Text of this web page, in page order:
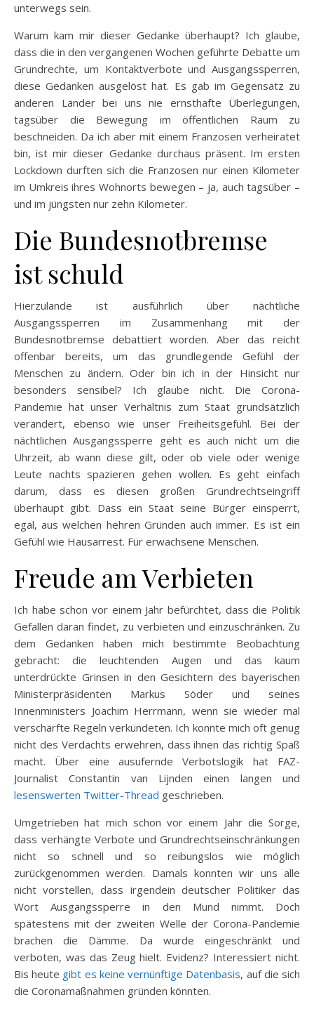
unterwegs sein.
Warum kam mir dieser Gedanke überhaupt? Ich glaube,
dass die in den vergangenen Wochen geführte Debatte um
Grundrechte, um Kontaktverbote und Ausgangssperren,
diese Gedanken ausgelöst hat. Es gab im Gegensatz zu
anderen Länder bei uns nie ernsthafte Überlegungen,
tagsüber die Bewegung im öffentlichen Raum zu
beschneiden. Da ich aber mit einem Franzosen verheiratet
bin, ist mir dieser Gedanke durchaus präsent. Im ersten
Lockdown durften sich die Franzosen nur einen Kilometer
im Umkreis ihres Wohnorts bewegen – ja, auch tagsüber –
und im jüngsten nur zehn Kilometer.
Die Bundesnotbremse
ist schuld
Hierzulande ist ausführlich über nächtliche
Ausgangssperren im Zusammenhang mit der
Bundesnotbremse debattiert worden. Aber das reicht
offenbar bereits, um das grundlegende Gefühl der
Menschen zu ändern. Oder bin ich in der Hinsicht nur
besonders sensibel? Ich glaube nicht. Die Corona-
Pandemie hat unser Verhältnis zum Staat grundsätzlich
verändert, ebenso wie unser Freiheitsgefühl. Bei der
nächtlichen Ausgangssperre geht es auch nicht um die
Uhrzeit, ab wann diese gilt, oder ob viele oder wenige
Leute nachts spazieren gehen wollen. Es geht einfach
darum, dass es diesen großen Grundrechtseingriff
überhaupt gibt. Dass ein Staat seine Bürger einsperrt,
egal, aus welchen hehren Gründen auch immer. Es ist ein
Gefühl wie Hausarrest. Für erwachsene Menschen.
Freude am Verbieten
Ich habe schon vor einem Jahr befürchtet, dass die Politik
Gefallen daran findet, zu verbieten und einzuschränken. Zu
dem Gedanken haben mich bestimmte Beobachtung
gebracht: die leuchtenden Augen und das kaum
unterdrückte Grinsen in den Gesichtern des bayerischen
Ministerpräsidenten Markus Söder und seines
Innenministers Joachim Herrmann, wenn sie wieder mal
verschärfte Regeln verkündeten. Ich konnte mich oft genug
nicht des Verdachts erwehren, dass ihnen das richtig Spaß
macht. Über eine ausufernde Verbotslogik hat FAZ-
Journalist Constantin van Lijnden einen langen und
lesenswerten Twitter-Thread geschrieben.
Umgetrieben hat mich schon vor einem Jahr die Sorge,
dass verhängte Verbote und Grundrechtseinschränkungen
nicht so schnell und so reibungslos wie möglich
zurückgenommen werden. Damals konnten wir uns alle
nicht vorstellen, dass irgendein deutscher Politiker das
Wort Ausgangssperre in den Mund nimmt. Doch
spätestens mit der zweiten Welle der Corona-Pandemie
brachen die Dämme. Da wurde eingeschränkt und
verboten, was das Zeug hielt. Evidenz? Interessiert nicht.
Bis heute gibt es keine vernünftige Datenbasis, auf die sich
die Coronamaßnahmen gründen könnten.